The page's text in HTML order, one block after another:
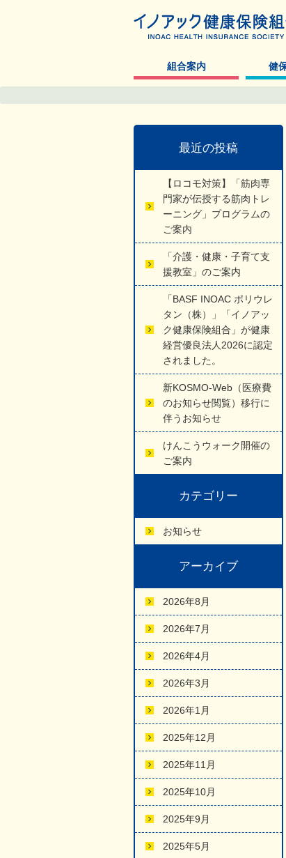
組合案内 健
最近の投稿
【ロコモ対策】「筋肉専
門家が伝授する筋肉トレ
ーニング」プログラムの
ご案内
「介護・健康・子育て支
援教室」のご案内
「BASF INOAC ポリウレ
タン（株）」「イノアッ
ク健康保険組合」が健康
経営優良法人2026に認定
されました。
新KOSMO-Web（医療費
のお知らせ閲覧）移行に
伴うお知らせ
けんこうウォーク開催の
ご案内
カテゴリー
お知らせ
アーカイブ
2026年8月
2026年7月
2026年4月
2026年3月
2026年1月
2025年12月
2025年11月
2025年10月
2025年9月
2025年5月